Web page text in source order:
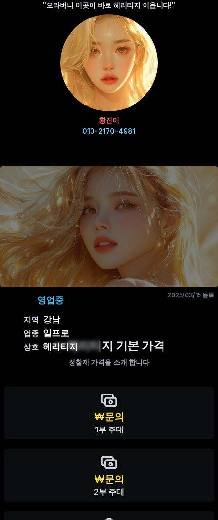
"오라버니 이곳이 바로 헤리티지 이옵니다!"
황진이
010-2170-4981
영업중
지역 강남
업종 일프로
상호 헤리티지
2025/03/15 등록
헤리티지 기본 가격
정찰제 가격을 소개 합니다
₩문의
1부 주대
₩문의
2부 주대